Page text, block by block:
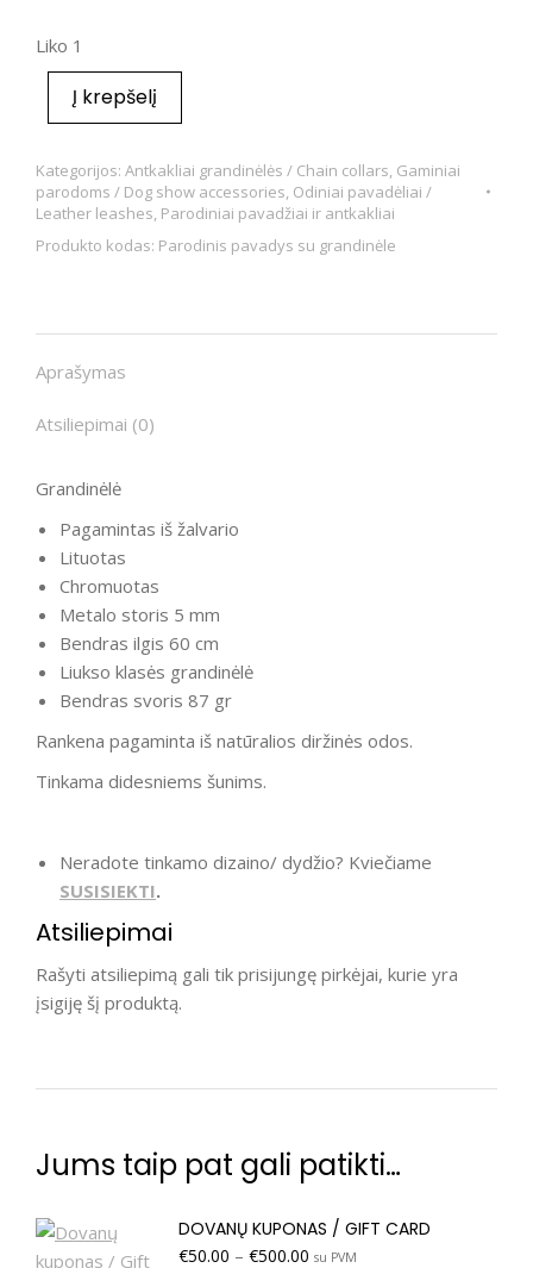
Liko 1
Į krepšelį
Kategorijos: Antkakliai grandinėlės / Chain collars, Gaminiai
parodoms / Dog show accessories, Odiniai pavadėliai /
Leather leashes, Parodiniai pavadžiai ir antkakliai
Produkto kodas: Parodinis pavadys su grandinėle
Aprašymas
Atsiliepimai (0)
Grandinėlė
Pagamintas iš žalvario
Lituotas
Chromuotas
Metalo storis 5 mm
Bendras ilgis 60 cm
Liukso klasės grandinėlė
Bendras svoris 87 gr
Rankena pagaminta iš natūralios diržinės odos.
Tinkama didesniems šunims.
Neradote tinkamo dizaino/ dydžio? Kviečiame
SUSISIEKTI.
Atsiliepimai
Rašyti atsiliepimą gali tik prisijungę pirkėjai, kurie yra
įsigiję šį produktą.
Jums taip pat gali patikti…
DOVANŲ KUPONAS / GIFT CARD
€50.00 – €500.00 su PVM